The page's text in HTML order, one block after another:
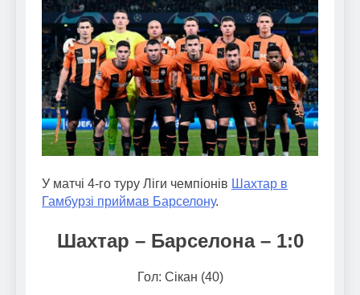
У матчі 4-го туру Ліги чемпіонів Шахтар в
Гамбурзі приймав Барселону.
Шахтар – Барселона – 1:0
Гол: Сікан (40)